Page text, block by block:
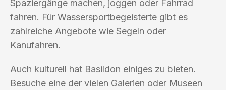
Spaziergänge machen, joggen oder Fahrrad
fahren. Für Wassersportbegeisterte gibt es
zahlreiche Angebote wie Segeln oder
Kanufahren.
Auch kulturell hat Basildon einiges zu bieten.
Besuche eine der vielen Galerien oder Museen